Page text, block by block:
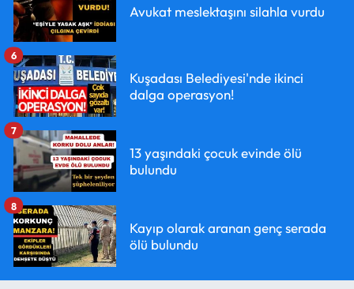
Avukat meslektaşını silahla vurdu
Kuşadası Belediyesi'nde ikinci
dalga operasyon!
6
13 yaşındaki çocuk evinde ölü
bulundu
7
Kayıp olarak aranan genç serada
ölü bulundu
8